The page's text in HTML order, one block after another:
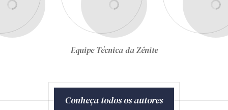
Gustavo Schiefler
Conheça todos os autores